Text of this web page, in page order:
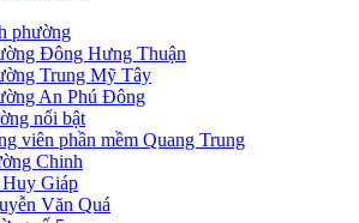
phường
Đông Hưng Thuận
Trung Mỹ Tây
An Phú Đông
nổi bật
viên phần mềm Quang Trung
Chinh
Giáp
Văn Quá